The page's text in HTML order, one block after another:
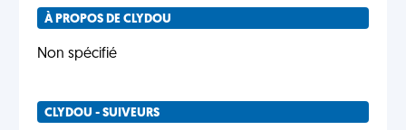
À PROPOS DE CLYDOU
Non spécifié
CLYDOU - SUIVEURS